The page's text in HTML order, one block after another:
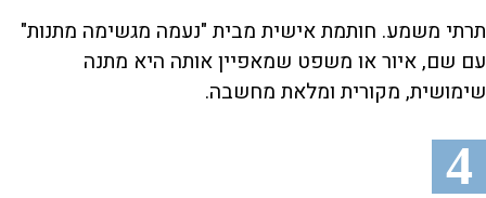
תרתי משמע. חותמת אישית מבית "נעמה מגשימה מתנות"
עם שם, איור או משפט שמאפיין אותה היא מתנה
שימושית, מקורית ומלאת מחשבה.
4